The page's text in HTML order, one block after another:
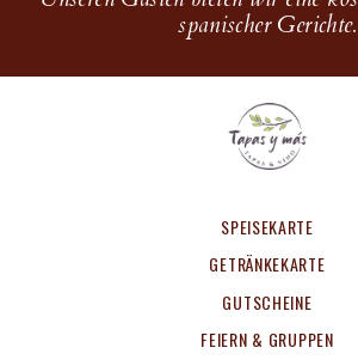
spanischer Gerichte.
SPEISEKARTE
GETRÄNKEKARTE
GUTSCHEINE
FEIERN & GRUPPEN